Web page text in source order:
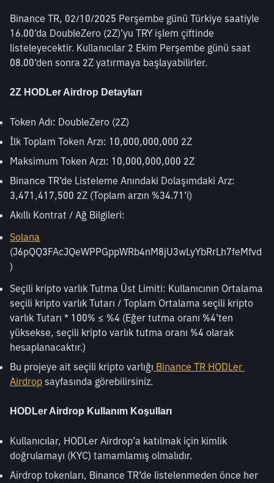
Binance TR, 02/10/2025 Perşembe günü Türkiye saatiyle
16.00’da DoubleZero (2Z)’yu TRY işlem çiftinde
listeleyecektir. Kullanıcılar 2 Ekim Perşembe günü saat
08.00’den sonra 2Z yatırmaya başlayabilirler.
2Z HODLer Airdrop Detayları
Token Adı: DoubleZero (2Z)
İlk Toplam Token Arzı: 10,000,000,000 2Z
Maksimum Token Arzı: 10,000,000,000 2Z
Binance TR’de Listeleme Anındaki Dolaşımdaki Arz:
3,471,417,500 2Z (Toplam arzın %34.71’i)
Akıllı Kontrat / Ağ Bilgileri:
Solana
(J6pQQ3FAcJQeWPPGppWRb4nM8jU3wLyYbRrLh7feMfvd
)
Seçili kripto varlık Tutma Üst Limiti: Kullanıcının Ortalama
seçili kripto varlık Tutarı / Toplam Ortalama seçili kripto
varlık Tutarı * 100% ≤ %4 (Eğer tutma oranı %4’ten
yüksekse, seçili kripto varlık tutma oranı %4 olarak
hesaplanacaktır.)
Bu projeye ait seçili kripto varlığı Binance TR HODLer
Airdrop sayfasında görebilirsiniz.
HODLer Airdrop Kullanım Koşulları
Kullanıcılar, HODLer Airdrop’a katılmak için kimlik
doğrulamayı (KYC) tamamlamış olmalıdır.
Airdrop tokenları, Binance TR’de listelenmeden önce her